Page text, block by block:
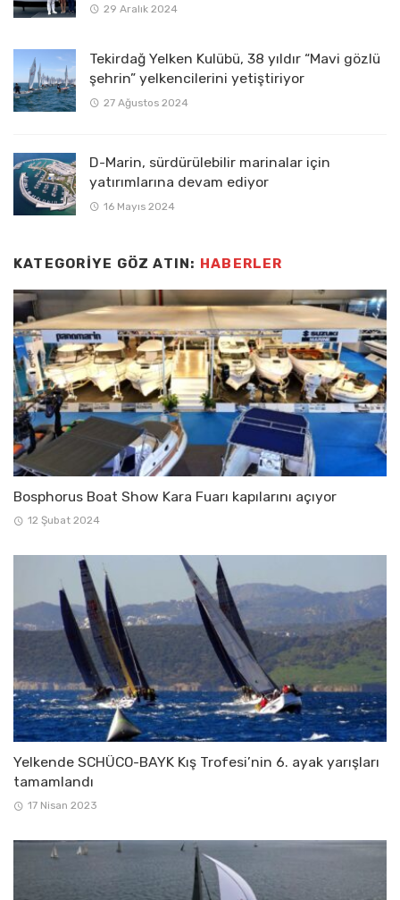
29 Aralık 2024
Tekirdağ Yelken Kulübü, 38 yıldır “Mavi gözlü
şehrin” yelkencilerini yetiştiriyor
27 Ağustos 2024
D-Marin, sürdürülebilir marinalar için
yatırımlarına devam ediyor
16 Mayıs 2024
KATEGORIYE GÖZ ATIN: HABERLER
Bosphorus Boat Show Kara Fuarı kapılarını açıyor
12 Şubat 2024
Yelkende SCHÜCO-BAYK Kış Trofesi’nin 6. ayak yarışları
tamamlandı
17 Nisan 2023